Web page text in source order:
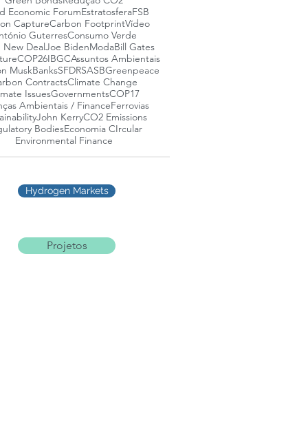
Economic ForumEstratosferaFSB
CaptureCarbon FootprintVídeo
GuterresConsumo Verde
New DealJoe BidenModaBill Gates
COP26IBGCAssuntos Ambientais
MuskBanksSFDRSASBGreenpeace
ContractsClimate Change
IssuesGovernmentsCOP17
Ambientais / FinanceFerrovias
John KerryCO2 Emissions
BodiesEconomia CIrcular
Environmental Finance
Hydrogen Markets
Projetos